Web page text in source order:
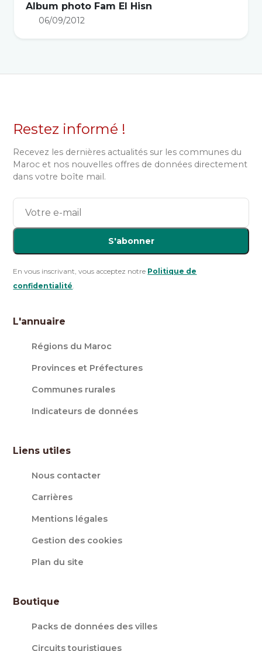
Album photo Fam El Hisn
06/09/2012
Restez informé !
Recevez les dernières actualités sur les communes du
Maroc et nos nouvelles offres de données directement
dans votre boîte mail.
S'abonner
En vous inscrivant, vous acceptez notre Politique de
confidentialité.
L'annuaire
Régions du Maroc
Provinces et Préfectures
Communes rurales
Indicateurs de données
Liens utiles
Nous contacter
Carrières
Mentions légales
Gestion des cookies
Plan du site
Boutique
Packs de données des villes
Circuits touristiques